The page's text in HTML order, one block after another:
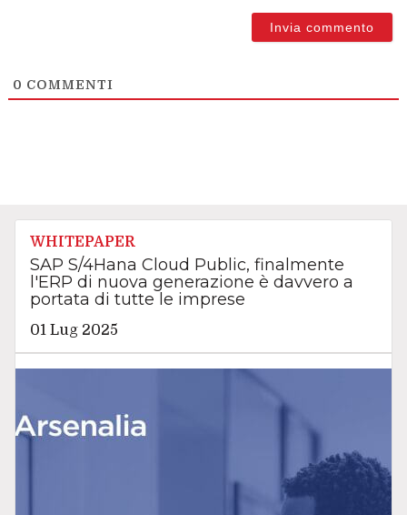
0 COMMENTI
WHITEPAPER
SAP S/4Hana Cloud Public, finalmente
l'ERP di nuova generazione è davvero a
portata di tutte le imprese
01 Lug 2025